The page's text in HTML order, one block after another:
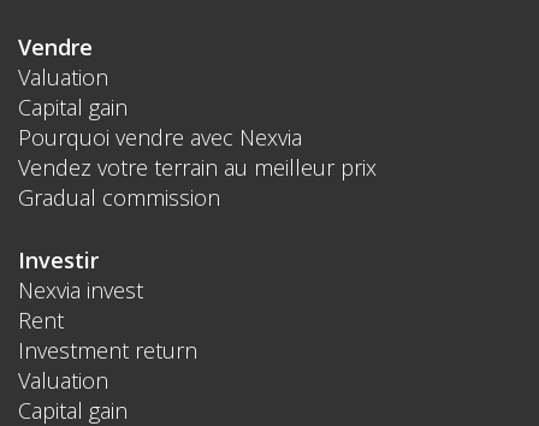
Vendre
Valuation
Capital gain
Pourquoi vendre avec Nexvia
Vendez votre terrain au meilleur prix
Gradual commission
Investir
Nexvia invest
Rent
Investment return
Valuation
Capital gain